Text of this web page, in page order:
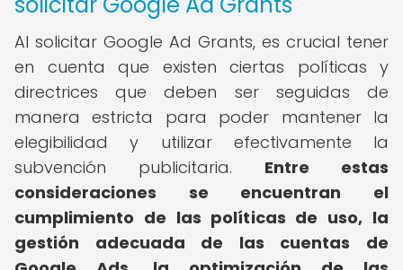
Al solicitar Google Ad Grants, es crucial tener
en cuenta que existen ciertas políticas y
directrices que deben ser seguidas de
manera estricta para poder mantener la
elegibilidad y utilizar efectivamente la
subvención publicitaria. Entre estas
consideraciones se encuentran el
cumplimiento de las políticas de uso, la
gestión adecuada de las cuentas de